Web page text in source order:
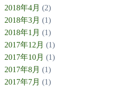
2018年4月 (2)
2018年3月 (1)
2018年1月 (1)
2017年12月 (1)
2017年10月 (1)
2017年8月 (1)
2017年7月 (1)